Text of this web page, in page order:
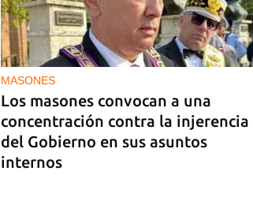
MIAMI
La hija de un diplomático castrista
expulsado de EE UU en 2003 está
bajo custodia del ICE
MASONES
Los masones convocan a una
concentración contra la injerencia
del Gobierno en sus asuntos
internos